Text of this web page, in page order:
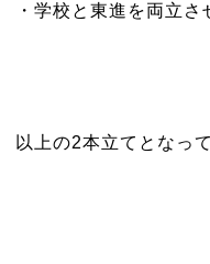
・学校と東進を両立さ
以上の2本立てとなっ